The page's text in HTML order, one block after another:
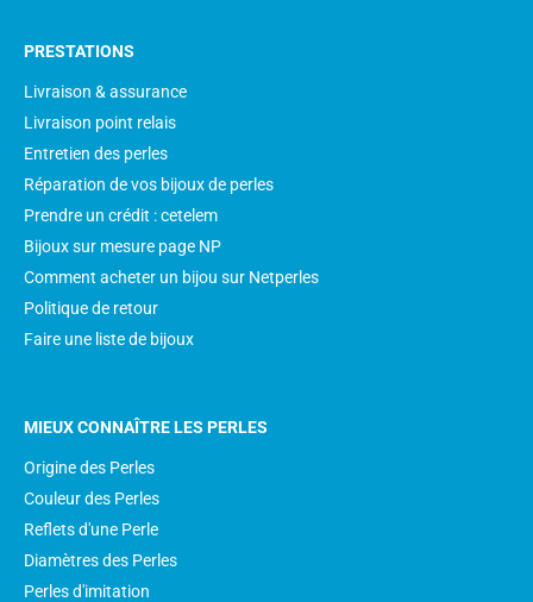
PRESTATIONS
Livraison & assurance
Livraison point relais
Entretien des perles
Réparation de vos bijoux de perles
Prendre un crédit : cetelem
Bijoux sur mesure page NP
Comment acheter un bijou sur Netperles
Politique de retour
Faire une liste de bijoux
MIEUX CONNAÎTRE LES PERLES
Origine des Perles
Couleur des Perles
Reflets d'une Perle
Diamètres des Perles
Perles d'imitation